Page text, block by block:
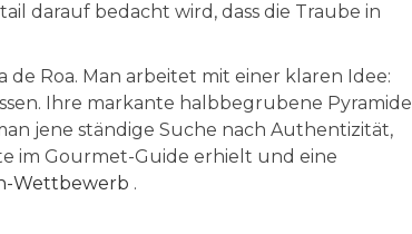
darauf bedacht wird, dass die Traube in
Roa. Man arbeitet mit einer klaren Idee:
Ihre markante halbbegrubene Pyramide
jene ständige Suche nach Authentizität,
im Gourmet-Guide erhielt und eine
Wettbewerb .